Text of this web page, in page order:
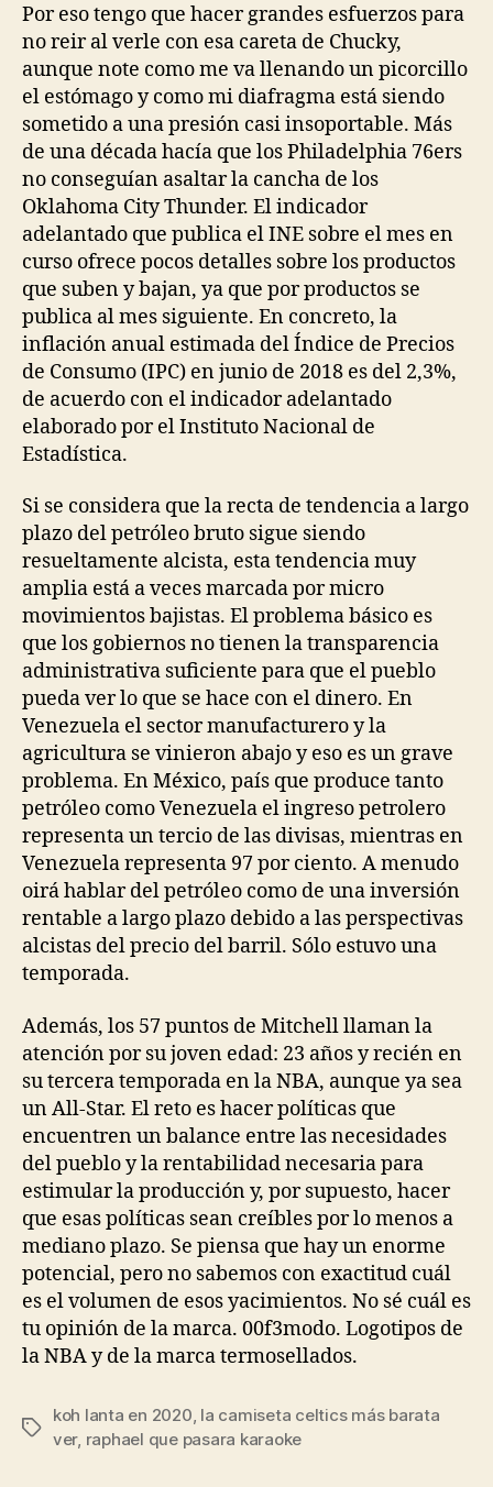
Por eso tengo que hacer grandes esfuerzos para
no reir al verle con esa careta de Chucky,
aunque note como me va llenando un picorcillo
el estómago y como mi diafragma está siendo
sometido a una presión casi insoportable. Más
de una década hacía que los Philadelphia 76ers
no conseguían asaltar la cancha de los
Oklahoma City Thunder. El indicador
adelantado que publica el INE sobre el mes en
curso ofrece pocos detalles sobre los productos
que suben y bajan, ya que por productos se
publica al mes siguiente. En concreto, la
inflación anual estimada del Índice de Precios
de Consumo (IPC) en junio de 2018 es del 2,3%,
de acuerdo con el indicador adelantado
elaborado por el Instituto Nacional de
Estadística.
Si se considera que la recta de tendencia a largo
plazo del petróleo bruto sigue siendo
resueltamente alcista, esta tendencia muy
amplia está a veces marcada por micro
movimientos bajistas. El problema básico es
que los gobiernos no tienen la transparencia
administrativa suficiente para que el pueblo
pueda ver lo que se hace con el dinero. En
Venezuela el sector manufacturero y la
agricultura se vinieron abajo y eso es un grave
problema. En México, país que produce tanto
petróleo como Venezuela el ingreso petrolero
representa un tercio de las divisas, mientras en
Venezuela representa 97 por ciento. A menudo
oirá hablar del petróleo como de una inversión
rentable a largo plazo debido a las perspectivas
alcistas del precio del barril. Sólo estuvo una
temporada.
Además, los 57 puntos de Mitchell llaman la
atención por su joven edad: 23 años y recién en
su tercera temporada en la NBA, aunque ya sea
un All-Star. El reto es hacer políticas que
encuentren un balance entre las necesidades
del pueblo y la rentabilidad necesaria para
estimular la producción y, por supuesto, hacer
que esas políticas sean creíbles por lo menos a
mediano plazo. Se piensa que hay un enorme
potencial, pero no sabemos con exactitud cuál
es el volumen de esos yacimientos. No sé cuál es
tu opinión de la marca. 00f3modo. Logotipos de
la NBA y de la marca termosellados.
Etiquetas
koh lanta en 2020 la camiseta celtics más barata
ver, raphael que pasara karaoke